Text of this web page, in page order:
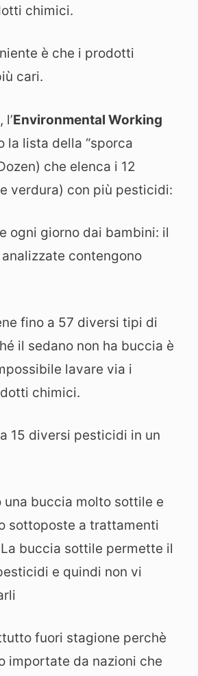
chimici.
è che i prodotti
cari.
Environmental Working
la lista della “sporca
che elenca i 12
verdura) con più pesticidi:
ogni giorno dai bambini: il
contengono
fino a 57 diversi tipi di
il sedano non ha buccia è
lavare via i
chimici.
15 diversi pesticidi in un
una buccia molto sottile e
sottoposte a trattamenti
buccia sottile permette il
e quindi non vi
fuori stagione perchè
importate da nazioni che